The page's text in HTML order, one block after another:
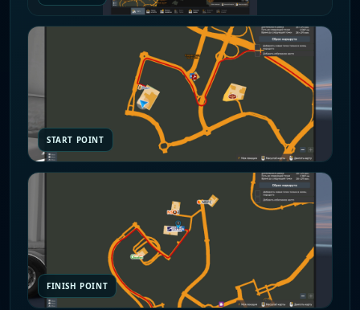
START POINT
FINISH POINT